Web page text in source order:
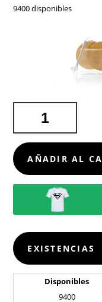
9400 disponibles
CABLES
CARGADORES
CHACONIX
CANTIDAD
AÑADIR AL
EXISTENCIAS
Disponibles
9400